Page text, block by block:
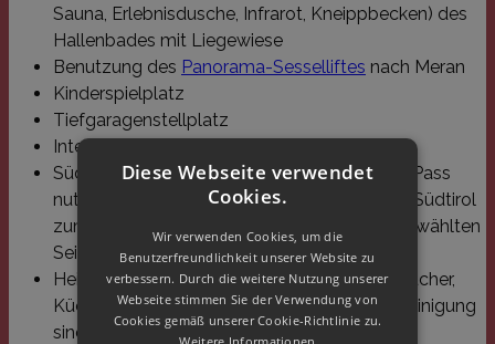
Sauna, Erlebnisdusche, Infrarot, Kneippbecken) des
Hallenbades mit Liegewiese
Benutzung des Panorama-Sesselliftes nach Meran
Kinderspielplatz
Tiefgaragenstellplatz
Internet (W-Lan und Lan)
Südtirol Guest Pass. Mit dem Südtirol Guest Pass
nutzen Sie alle öffentlichen Verkehrsmittel in Südtirol
zum Nulltarif. Sie haben freie Fahrt mit ausgewählten
Seilbahnen des Landes.
Heizung, Strom, Wasser, Bettwäsche, Handtücher,
Küchentücher (einmal pro Woche) und Endreinigung
sind inklusive.
Diese Webseite verwendet
Cookies.
Wir verwenden Cookies, um die
Benutzerfreundlichkeit unserer Website zu
verbessern. Durch die weitere Nutzung unserer
Webseite stimmen Sie der Verwendung von
Cookies gemäß unserer Cookie-Richtlinie zu.